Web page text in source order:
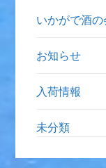
いかがで酒の
お知らせ
入荷情報
未分類